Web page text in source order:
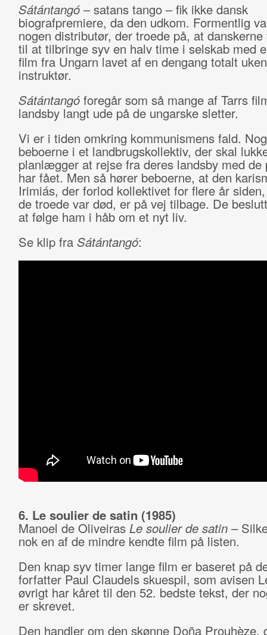
Sátántangó– satans tango – fik ikke dansk
biografpremiere, da den udkom. Formentlig
nogen distributør, der troede på, at
til at tilbringe syv en halv time i selskab med
film fra Ungarn lavet af en dengang totalt
instruktør.
Sátántangóforegår som så mange af Tarrs
landsby langt ude på de ungarske sletter.
Vi er i tiden omkring kommunismens fald.
beboerne i et landbrugskollektiv, der skal
planlægger at rejse fra deres landsby med de
har fået. Men så hører beboerne, at den
Irimiás, der forlod kollektivet for flere år
de troede var død, er på vej tilbage. De
at følge ham i håb om et nyt liv.
Se klip fra Sátántangó:
6. Le soulier de satin (1985)
Manoel de Oliveiras Le soulier de satin–
nok en af de mindre kendte film på listen.
Den knap syv timer lange film er baseret på
forfatter Paul Claudels skuespil, som avisen
øvrigt har kåret til den 52. bedste tekst, der
er skrevet.
Den handler om den skønne Doña Prouhèze,